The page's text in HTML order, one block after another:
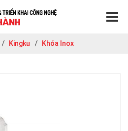
Kingku Khóa Inox